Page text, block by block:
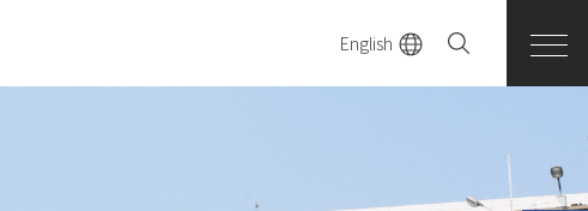
English